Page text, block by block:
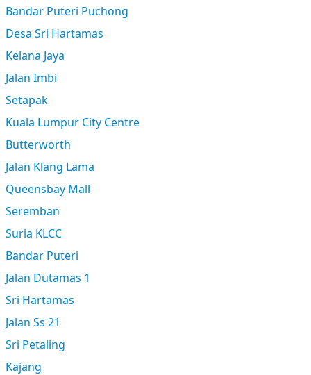
Bandar Puteri Puchong
Desa Sri Hartamas
Kelana Jaya
Jalan Imbi
Setapak
Kuala Lumpur City Centre
Butterworth
Jalan Klang Lama
Queensbay Mall
Seremban
Suria KLCC
Bandar Puteri
Jalan Dutamas 1
Sri Hartamas
Jalan Ss 21
Sri Petaling
Kajang